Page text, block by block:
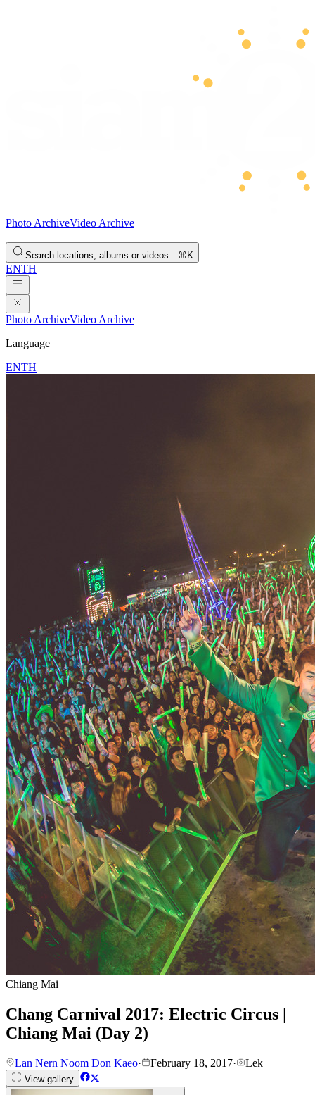
Photo ArchiveVideo Archive
Search locations, albums or videos…⌘K
ENTH
Photo ArchiveVideo Archive
Language
ENTH
Chiang Mai
Chang Carnival 2017: Electric Circus |
Chiang Mai (Day 2)
Lan Nern Noom Don Kaeo· February 18, 2017· Lek
View gallery